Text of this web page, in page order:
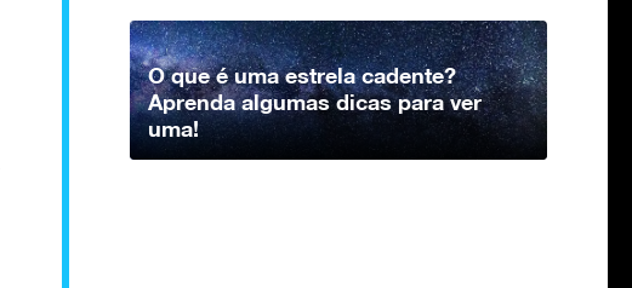
O que é uma estrela cadente?
Aprenda algumas dicas para ver
uma!